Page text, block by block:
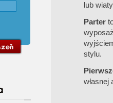
lub
Parter
stylu.